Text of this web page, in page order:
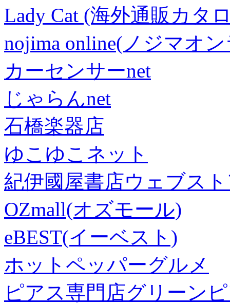
Lady Cat (海外通販カタ
nojima online(ノジマオ
カーセンサーnet
じゃらんnet
石橋楽器店
ゆこゆこネット
紀伊國屋書店ウェブス
OZmall(オズモール)
eBEST(イーベスト)
ホットペッパーグルメ
ピアス専門店グリーン